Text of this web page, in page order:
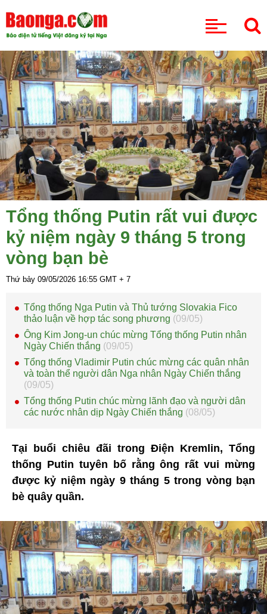
Tổng thống Putin rất vui được
kỷ niệm ngày 9 tháng 5 trong
vòng bạn bè
Thứ bảy 09/05/2026 16:55 GMT + 7
Tổng thống Nga Putin và Thủ tướng Slovakia Fico
thảo luận về hợp tác song phương (09/05)
Ông Kim Jong-un chúc mừng Tổng thống Putin nhân
Ngày Chiến thắng (09/05)
Tổng thống Vladimir Putin chúc mừng các quân nhân
và toàn thể người dân Nga nhân Ngày Chiến thắng
(09/05)
Tổng thống Putin chúc mừng lãnh đạo và người dân
các nước nhân dịp Ngày Chiến thắng (08/05)
Tại buổi chiêu đãi trong Điện Kremlin, Tổng
thống Putin tuyên bố rằng ông rất vui mừng
được kỷ niệm ngày 9 tháng 5 trong vòng bạn
bè quây quần.